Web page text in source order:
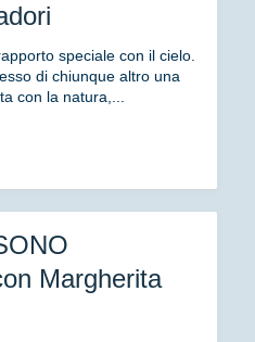
speciale con il cielo.
di chiunque altro una
con la natura,...
Margherita